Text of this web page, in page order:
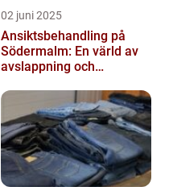
02 juni 2025
Ansiktsbehandling på
Södermalm: En värld av
avslappning och